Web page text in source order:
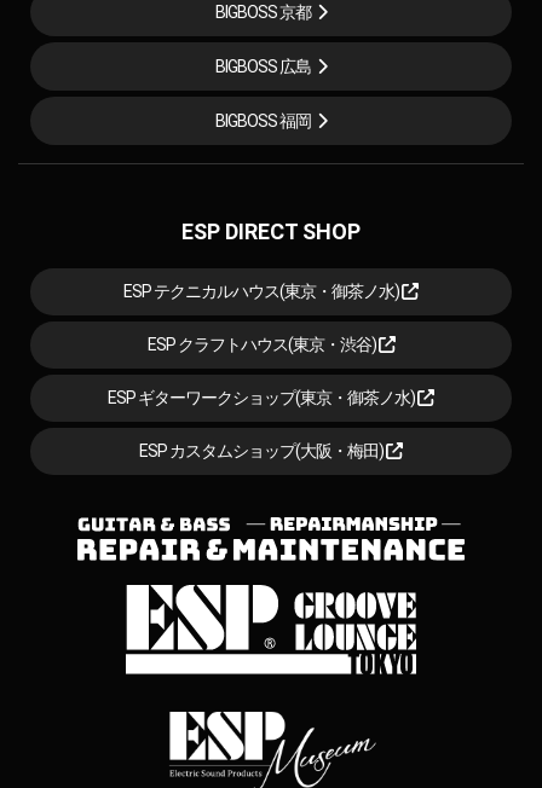
BIGBOSS 京都
BIGBOSS 広島
BIGBOSS 福岡
ESP DIRECT SHOP
ESP テクニカルハウス(東京・御茶ノ水)
ESP クラフトハウス(東京・渋谷)
ESP ギターワークショップ(東京・御茶ノ水)
ESP カスタムショップ(大阪・梅田)